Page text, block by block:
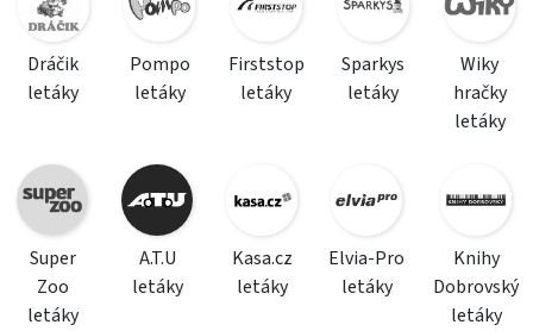
Dráčik
letáky
Pompo
letáky
Firststop
letáky
Sparkys
letáky
Wiky
hračky
letáky
Super
Zoo
letáky
A.T.U
letáky
Kasa.cz
letáky
Elvia-Pro
letáky
Knihy
Dobrovský
letáky